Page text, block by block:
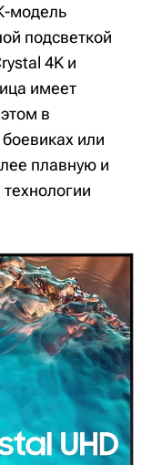
модель
подсветкой
4K и
имеет
в
или
плавную и